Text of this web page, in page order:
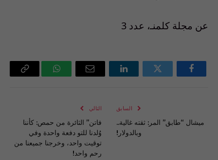
عن مجلة كلمنـ، عدد 3
فيسبوك تويتر لينكدإن
البريد
واتساب Copy
السابق
ميشال “طابق” المر: ثقته غالية..
وبالدولار!
التالي
فاتن” الثائرة من حمص: كأننا
وُلدنا للتو دفعة واحدة وفي
توقيت واحد، وخرجنا جميعنا من
رحم واحد!